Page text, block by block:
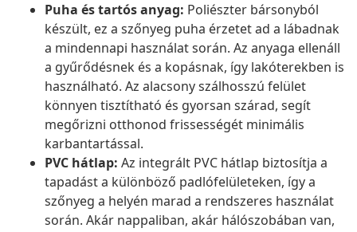
Puha és tartós anyag: Poliészter bársonyból
készült, ez a szőnyeg puha érzetet ad a lábadnak
a mindennapi használat során. Az anyaga ellenáll
a gyűrődésnek és a kopásnak, így lakóterekben is
használható. Az alacsony szálhosszú felület
könnyen tisztítható és gyorsan szárad, segít
megőrizni otthonod frissességét minimális
karbantartással.
PVC hátlap: Az integrált PVC hátlap biztosítja a
tapadást a különböző padlófelületeken, így a
szőnyeg a helyén marad a rendszeres használat
során. Akár nappaliban, akár hálószobában van,